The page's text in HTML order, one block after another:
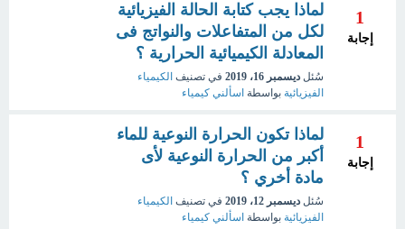
1
إجابة
لماذا يجب كتابة الحالة الفيزيائية
لكل من المتفاعلات والنواتج فى
المعادلة الكيميائية الحرارية ؟
سُئل ديسمبر 16، 2019 في تصنيف الكيمياء
الفيزيائية بواسطة اسألني كيمياء
1
إجابة
لماذا تكون الحرارة النوعية للماء
أكبر من الحرارة النوعية لأى
مادة أخري ؟
سُئل ديسمبر 12، 2019 في تصنيف الكيمياء
الفيزيائية بواسطة اسألني كيمياء